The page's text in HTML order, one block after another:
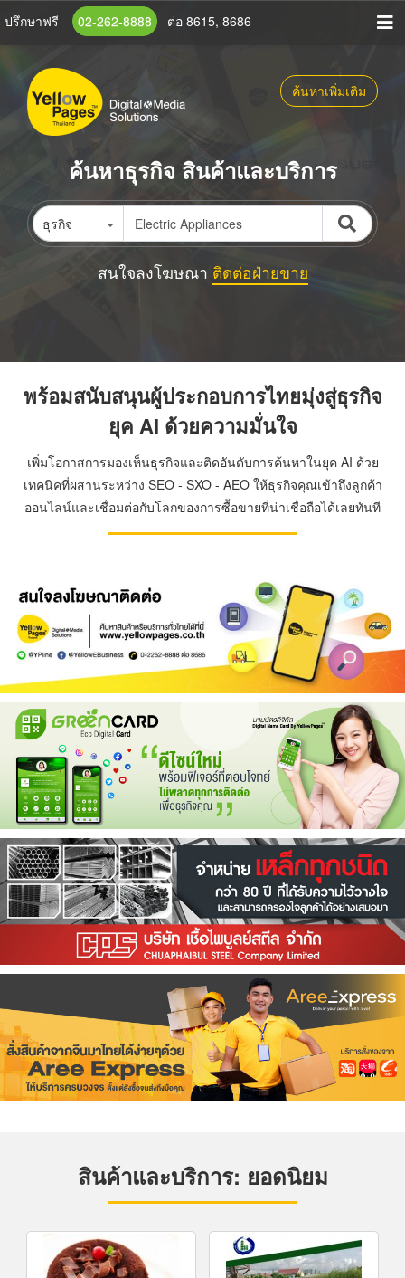
ข้าม
เนื้อหา
ปรึกษาฟรี 02-262-8888 ต่อ 8615, 8686
ค้นหาเพิ่มเติม
ค้นหาธุรกิจ สินค้าและบริการ
ธุรกิจ
สนใจลงโฆษณา ติดต่อฝ่ายขาย
พร้อมสนับสนุนผู้ประกอบการไทยมุ่งสู่ธุรกิจ
ยุค AI ด้วยความมั่นใจ
เพิ่มโอกาสการมองเห็นธุรกิจและติดอันดับการค้นหาในยุค AI ด้วย
เทคนิคที่ผสานระหว่าง SEO - SXO - AEO ให้ธุรกิจคุณเข้าถึงลูกค้า
ออนไลน์และเชื่อมต่อกับโลกของการซื้อขายที่น่าเชื่อถือได้เลยทันที
สินค้าและบริการ: ยอดนิยม